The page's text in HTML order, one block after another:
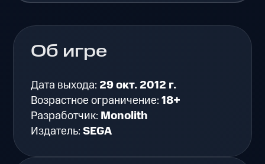
Об игре
Дата выхода: 29 окт. 2012 г.
Возрастное ограничение:18+
Разработчик: Monolith
Издатель:SEGA